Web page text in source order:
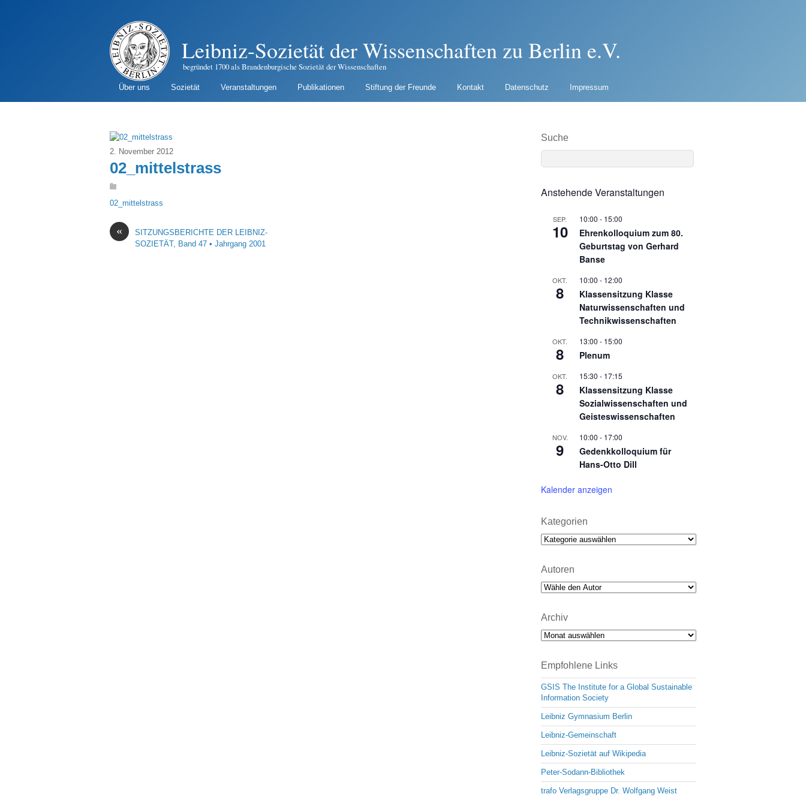
Leibniz-Sozietät der Wissenschaften zu Berlin e.V.
begründet 1700 als Brandenburgische Sozietät der Wissenschaften
Über uns Sozietät Veranstaltungen Publikationen Stiftung der Freunde Kontakt Datenschutz Impressum
2. November 2012
02_mittelstrass
02_mittelstrass
«
SITZUNGSBERICHTE DER LEIBNIZ-
SOZIETÄT, Band 47 • Jahrgang 2001
Suche
Anstehende Veranstaltungen
SEP.
10
10:00 - 15:00
Ehrenkolloquium zum 80.
Geburtstag von Gerhard
Banse
OKT.
8
10:00 - 12:00
Klassensitzung Klasse
Naturwissenschaften und
Technikwissenschaften
OKT.
8
13:00 - 15:00
Plenum
OKT.
8
15:30 - 17:15
Klassensitzung Klasse
Sozialwissenschaften und
Geisteswissenschaften
NOV.
9
10:00 - 17:00
Gedenkkolloquium für
Hans-Otto Dill
Kalender anzeigen
Kategorien
Kategorien
Autoren
Archiv
Archiv
Empfohlene Links
GSIS The Institute for a Global Sustainable
Information Society
Leibniz Gymnasium Berlin
Leibniz-Gemeinschaft
Leibniz-Sozietät auf Wikipedia
Peter-Sodann-Bibliothek
trafo Verlagsgruppe Dr. Wolfgang Weist